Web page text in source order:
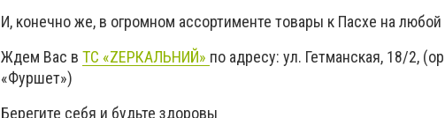
И, конечно же, в огромном ассортименте товары к Пасхе на любой
Ждем Вас в ТС «ZЕРКАЛЬНИЙ» по адресу: ул. Гетманская, 18/2,
«Фуршет»)
Берегите себя и будьте здоровы